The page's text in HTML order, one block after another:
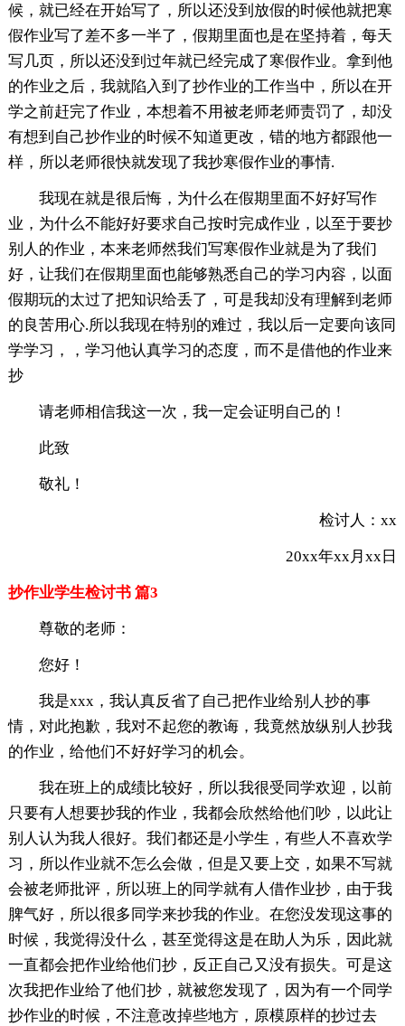
候，就已经在开始写了，所以还没到放假的时候他就把寒
假作业写了差不多一半了，假期里面也是在坚持着，每天
写几页，所以还没到过年就已经完成了寒假作业。拿到他
的作业之后，我就陷入到了抄作业的工作当中，所以在开
学之前赶完了作业，本想着不用被老师老师责罚了，却没
有想到自己抄作业的时候不知道更改，错的地方都跟他一
样，所以老师很快就发现了我抄寒假作业的事情.
我现在就是很后悔，为什么在假期里面不好好写作
业，为什么不能好好要求自己按时完成作业，以至于要抄
别人的作业，本来老师然我们写寒假作业就是为了我们
好，让我们在假期里面也能够熟悉自己的学习内容，以面
假期玩的太过了把知识给丢了，可是我却没有理解到老师
的良苦用心.所以我现在特别的难过，我以后一定要向该同
学学习，，学习他认真学习的态度，而不是借他的作业来
抄
请老师相信我这一次，我一定会证明自己的！
此致
敬礼！
检讨人：xx
20xx年xx月xx日
抄作业学生检讨书 篇3
尊敬的老师：
您好！
我是xxx，我认真反省了自己把作业给别人抄的事
情，对此抱歉，我对不起您的教诲，我竟然放纵别人抄我
的作业，给他们不好好学习的机会。
我在班上的成绩比较好，所以我很受同学欢迎，以前
只要有人想要抄我的作业，我都会欣然给他们吵，以此让
别人认为我人很好。我们都还是小学生，有些人不喜欢学
习，所以作业就不怎么会做，但是又要上交，如果不写就
会被老师批评，所以班上的同学就有人借作业抄，由于我
脾气好，所以很多同学来抄我的作业。在您没发现这事的
时候，我觉得没什么，甚至觉得这是在助人为乐，因此就
一直都会把作业给他们抄，反正自己又没有损失。可是这
次我把作业给了他们抄，就被您发现了，因为有一个同学
抄作业的时候，不注意改掉些地方，原模原样的抄过去